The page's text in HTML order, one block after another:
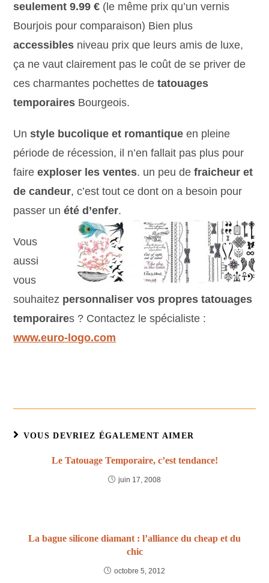
seulement 9.99 € (le même prix qu’un vernis
Bourjois pour comparaison) Bien plus
accessibles niveau prix que leurs amis de luxe,
ça ne vaut clairement pas le coût de se priver de
ces charmantes pochettes detatouages
temporaires Bourgeois.
Un style bucolique et romantique en pleine
période de récession, il n’en fallait pas plus pour
faireexploser les ventes. un peu de fraicheur et
de candeur, c’est tout ce dont on a besoin pour
passer un été d’enfer.
Vous
aussi
vous
souhaitez personnaliser vos propres tatouages
temporaires ? Contactez le spécialiste :
www.euro-logo.com
VOUS DEVRIEZ ÉGALEMENT AIMER
Le Tatouage Temporaire, c’est tendance!
juin 17, 2008
La bague silicone diamant : l’alliance du cheap et du
chic
octobre 5, 2012